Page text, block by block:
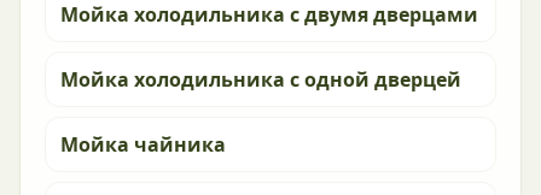
Мойка холодильника с двумя дверцами
Мойка холодильника с одной дверцей
Мойка чайника